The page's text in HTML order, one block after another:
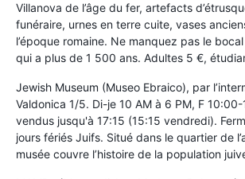
Villanova de l’âge du fer, artefacts
funéraire, urnes en terre cuite, vases
l’époque romaine. Ne manquez pas le
qui a plus de 1 500 ans. Adultes 5 €,
Jewish Museum (Museo Ebraico), par
Valdonica 1/5. Di-je 10 AM à 6 PM, F
vendus jusqu'à 17:15 (15:15 vendredi).
jours fériés Juifs. Situé dans le quartier de
musée couvre l’histoire de la population